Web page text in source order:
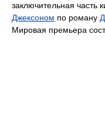
заключительная часть
Джексоном по роману
Мировая премьера